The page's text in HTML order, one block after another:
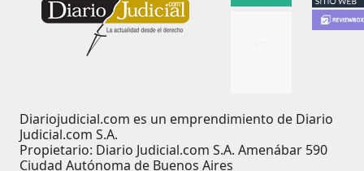
Diariojudicial.com es un emprendimiento de Diario
Judicial.com S.A.
Propietario: Diario Judicial.com S.A. Amenábar 590
Ciudad Autónoma de Buenos Aires